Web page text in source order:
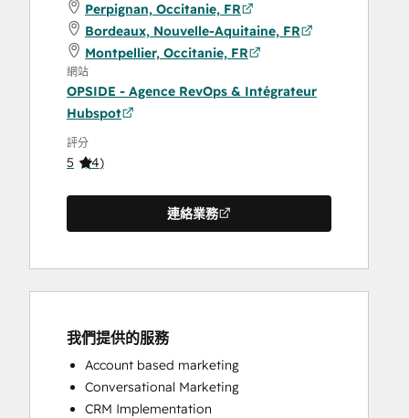
Perpignan, Occitanie, FR
Bordeaux, Nouvelle-Aquitaine, FR
Montpellier, Occitanie, FR
網站
OPSIDE - Agence RevOps & Intégrateur
Hubspot
評分
5 (4)
連絡業務
我們提供的服務
Account based marketing
Conversational Marketing
CRM Implementation